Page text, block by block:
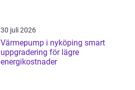
30 juli 2026
Värmepump i nyköping smart
uppgradering för lägre
energikostnader